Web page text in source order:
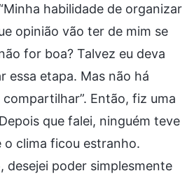
habilidade de organizar
opinião vão ter de mim se
for boa? Talvez eu deva
essa etapa. Mas não há
Então, fiz uma
que falei, ninguém teve
o clima ficou estranho.
desejei poder simplesmente